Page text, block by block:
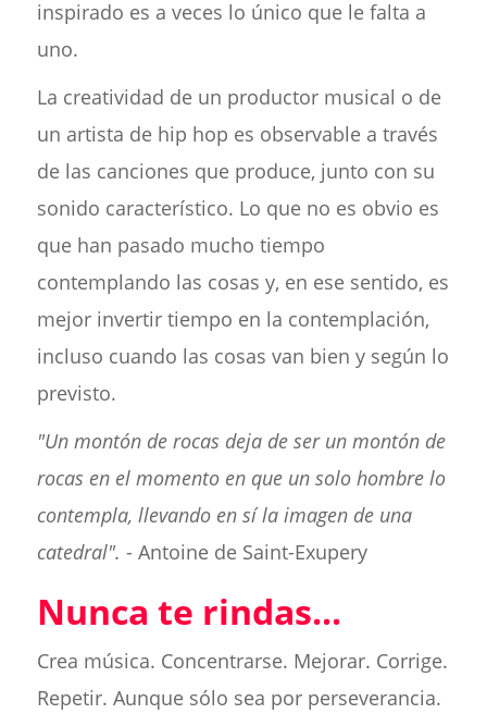
inspirado es a veces lo único que le falta a
uno.
La creatividad de un productor musical o de
un artista de hip hop es observable a través
de las canciones que produce, junto con su
sonido característico. Lo que no es obvio es
que han pasado mucho tiempo
contemplando las cosas y, en ese sentido, es
mejor invertir tiempo en la contemplación,
incluso cuando las cosas van bien y según lo
previsto.
"Un montón de rocas deja de ser un montón de
rocas en el momento en que un solo hombre lo
contempla, llevando en sí la imagen de una
catedral". - Antoine de Saint-Exupery
Nunca te rindas...
Crea música. Concentrarse. Mejorar. Corrige.
Repetir. Aunque sólo sea por perseverancia.